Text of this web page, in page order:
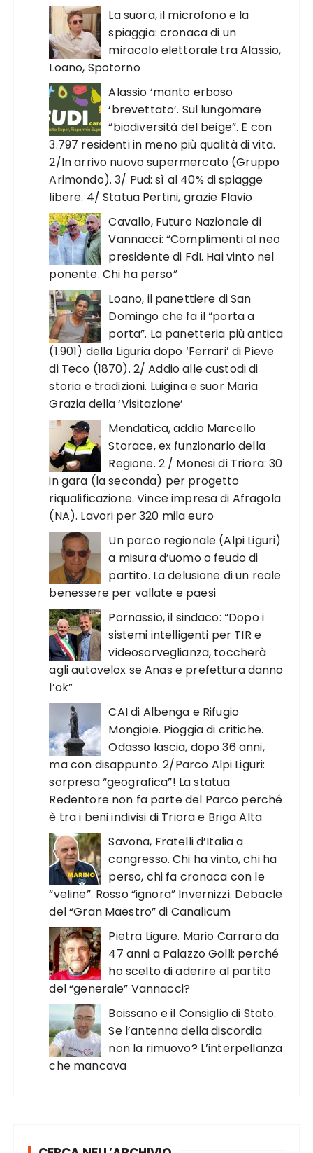
La suora, il microfono e la
spiaggia: cronaca di un
miracolo elettorale tra Alassio,
Loano, Spotorno
Alassio ‘manto erboso
‘brevettato’. Sul lungomare
“biodiversità del beige”. E con
3.797 residenti in meno più qualità di vita.
2/In arrivo nuovo supermercato (Gruppo
Arimondo). 3/ Pud: sì al 40% di spiagge
libere. 4/ Statua Pertini, grazie Flavio
Cavallo, Futuro Nazionale di
Vannacci: “Complimenti al neo
presidente di FdI. Hai vinto nel
ponente. Chi ha perso”
Loano, il panettiere di San
Domingo che fa il “porta a
porta”. La panetteria più antica
(1.901) della Liguria dopo ‘Ferrari’ di Pieve
di Teco (1870). 2/ Addio alle custodi di
storia e tradizioni. Luigina e suor Maria
Grazia della ‘Visitazione’
Mendatica, addio Marcello
Storace, ex funzionario della
Regione. 2 / Monesi di Triora: 30
in gara (la seconda) per progetto
riqualificazione. Vince impresa di Afragola
(NA). Lavori per 320 mila euro
Un parco regionale (Alpi Liguri)
a misura d’uomo o feudo di
partito. La delusione di un reale
benessere per vallate e paesi
Pornassio, il sindaco: “Dopo i
sistemi intelligenti per TIR e
videosorveglianza, toccherà
agli autovelox se Anas e prefettura danno
l’ok”
CAI di Albenga e Rifugio
Mongioie. Pioggia di critiche.
Odasso lascia, dopo 36 anni,
ma con disappunto. 2/Parco Alpi Liguri:
sorpresa “geografica”! La statua
Redentore non fa parte del Parco perché
è tra i beni indivisi di Triora e Briga Alta
Savona, Fratelli d’Italia a
congresso. Chi ha vinto, chi ha
perso, chi fa cronaca con le
“veline”. Rosso “ignora” Invernizzi. Debacle
del “Gran Maestro” di Canalicum
Pietra Ligure. Mario Carrara da
47 anni a Palazzo Golli: perché
ho scelto di aderire al partito
del “generale” Vannacci?
Boissano e il Consiglio di Stato.
Se l’antenna della discordia
non la rimuovo? L’interpellanza
che mancava